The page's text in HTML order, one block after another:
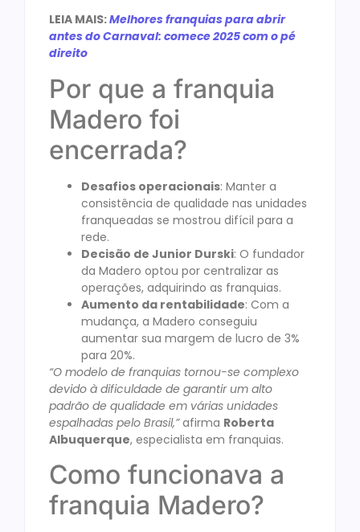
LEIA MAIS:Melhores franquias para abrir
antes do Carnaval: comece 2025 com o pé
direito
Por que a franquia
Madero foi
encerrada?
Desafios operacionais: Manter a
consistência de qualidade nas unidades
franqueadas se mostrou difícil para a
rede.
Decisão de Junior Durski: O fundador
da Madero optou por centralizar as
operações, adquirindo as franquias.
Aumento da rentabilidade: Com a
mudança, a Madero conseguiu
aumentar sua margem de lucro de 3%
para 20%.
“O modelo de franquias tornou-se complexo
devido à dificuldade de garantir um alto
padrão de qualidade em várias unidades
espalhadas pelo Brasil,”afirma Roberta
Albuquerque, especialista em franquias.
Como funcionava a
franquia Madero?